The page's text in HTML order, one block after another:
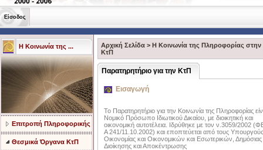
Είσοδος
Η Κοινωνία της ...
Επιτροπή Πληροφορικής
Θεσμικά Όργανα ΚτΠ
Αρχική Σελίδα > Η Κοινωνία της Πληροφορίας
ΚτΠ
Παρατηρητήριο για την ΚτΠ
Εισαγωγή
Το Παρατηρητήριο για την Κοινωνία της Πληροφορίας
Νομικό Πρόσωπο Ιδιωτικού Δικαίου, με διοικητική και
οικονομική αυτοτέλεια. Ιδρύθηκε με τον ν.3059/2002
Α 241/11.10.2002) και εποπτεύεται από τους Υπουργούς
Οικονομίας και Οικονομικών και Εσωτερικών, Δημόσιας
Διοίκησης και Αποκέντρωσης